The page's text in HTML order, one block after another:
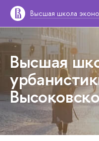
Высшая школа
Высшая